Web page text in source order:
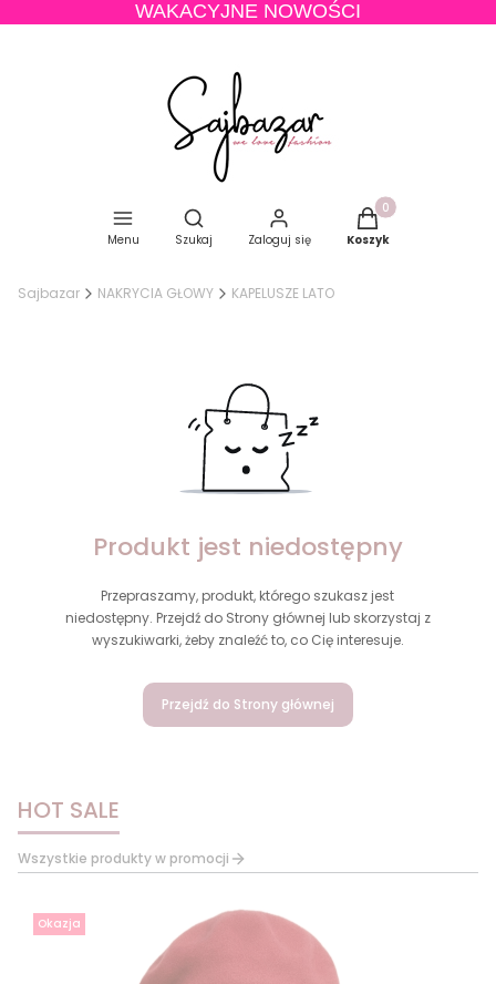
WAKACYJNE NOWOŚCI
Menu
Otwórz wyszukiwarkę
Szukaj Zaloguj się
Produkty w
Koszyk
Sajbazar NAKRYCIA GŁOWY KAPELUSZE LATO
Produkt jest niedostępny
Przepraszamy, produkt, którego szukasz jest
niedostępny. Przejdź do Strony głównej lub skorzystaj z
wyszukiwarki, żeby znaleźć to, co Cię interesuje.
Przejdź do Strony głównej
HOT SALE
Wszystkie produkty w promocji
Okazja